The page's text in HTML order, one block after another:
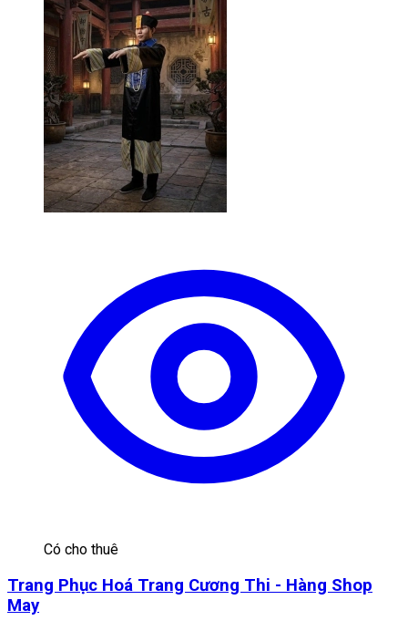
Có cho thuê
Trang Phục Hoá Trang Cương Thi - Hàng Shop
May